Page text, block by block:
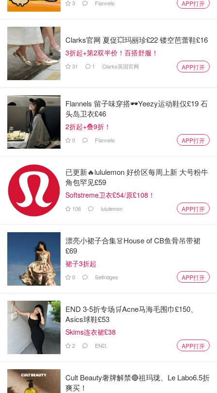
如果是做红糖糍粑，就不需要加这些，直接把蒸好的糯米捏
成薄条状即可。
接下来把糯米捏成饼状或者条状，锅里倒少许油，开始小火
慢煎
3 Flannels APP打开
Clarks官网 夏促💥玛丽珍£22 镂空芭蕾鞋£16
3折起+第2双半价！百搭舒服！
31 1 Clarks英国官网 APP打开
Flannels 留子味穿搭🕶️Yeezy运动鞋仅£19 石
头岛卫衣£46
2折起+叠9折！
0 Flannels APP打开
已更新🔥lululemon 好价区每周上新 大号粉牛
角包罕见£59
Softstreme卫衣£54/原£108！
106 lululemon APP打开
漂亮小裙子合集👗House of CB鱼骨吊带裙
£69
裙子3折起
0 Selfridges APP打开
END 3-5折专场🛒Acne马海毛围巾£150、
Asics球鞋£53
Skims连衣裙£38
2 END. APP打开
Cult Beauty奢牌解禁🔴祖玛珑、Le Labo6.5折
爽买！